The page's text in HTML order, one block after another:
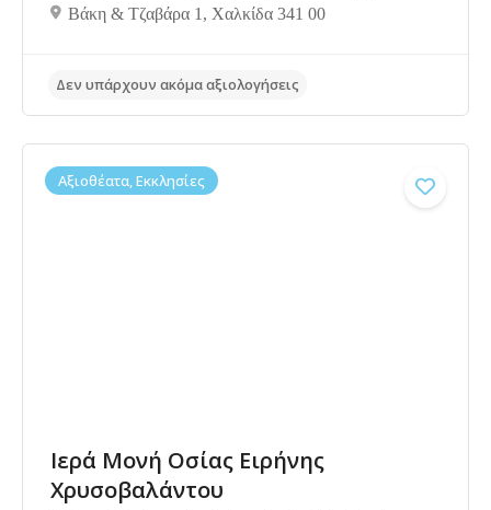
Βάκη & Τζαβάρα 1, Χαλκίδα 341 00
Αξιοθέατα, Εκκλησίες
Ιερά Μονή Οσίας Ειρήνης
Χρυσοβαλάντου